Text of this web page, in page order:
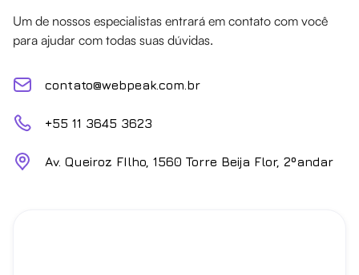
Um de nossos especialistas entrará em contato com você
para ajudar com todas suas dúvidas.
contato@webpeak.com.br
+55 11 3645 3623
Av. Queiroz FIlho, 1560 Torre Beija Flor, 2ºandar